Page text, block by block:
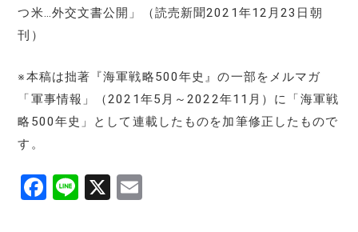
つ米…外交文書公開」（読売新聞2021年12月23日朝
刊）
※本稿は拙著『海軍戦略500年史』の一部をメルマガ
「軍事情報」（2021年5月～2022年11月）に「海軍戦
略500年史」として連載したものを加筆修正したもので
す。
F
Li X